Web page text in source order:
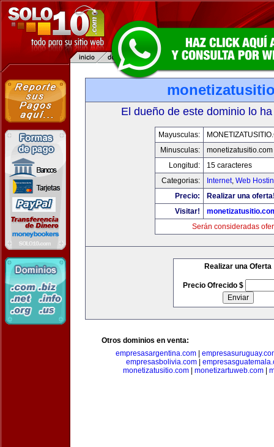
El dueño de este dominio lo
Mayusculas:
Minusculas:
monetizatusitio.com
Longitud:
15 caracteres
Categorias:
Internet, Web
Precio:
Realizar una
Visitar!
Serán consideradas
Realizar una Oferta
Precio Ofrecido $
Otros dominios en venta:
empresasargentina.com|
empresasbolivia.com
monetizatusitio.com
monetizartuweb.com